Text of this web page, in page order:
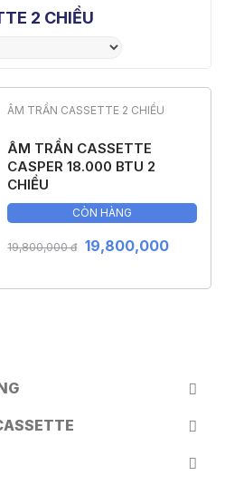
2 CHIỀU
ÂM TRẦN CASSETTE 2 CHIỀU
ÂM TRẦN CASSETTE
CASPER 18.000 BTU 2
CHIỀU
CÒN HÀNG
19,800,000 đ 19,800,000